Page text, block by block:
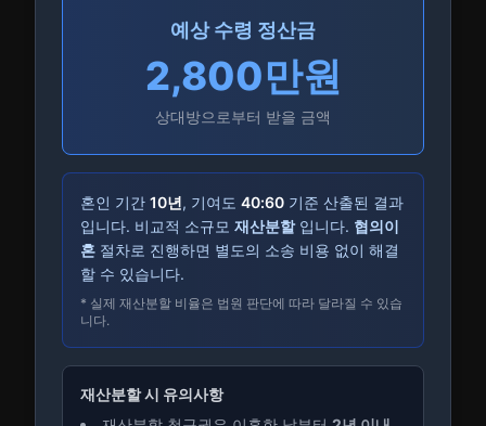
예상 수령 정산금
2,800만원
상대방으로부터 받을 금액
혼인 기간 10년, 기여도 40:60 기준 산출된 결과
입니다. 비교적 소규모 재산분할입니다. 협의이
혼 절차로 진행하면 별도의 소송 비용 없이 해결
할 수 있습니다.
* 실제 재산분할 비율은 법원 판단에 따라 달라질 수 있습
니다.
재산분할 시 유의사항